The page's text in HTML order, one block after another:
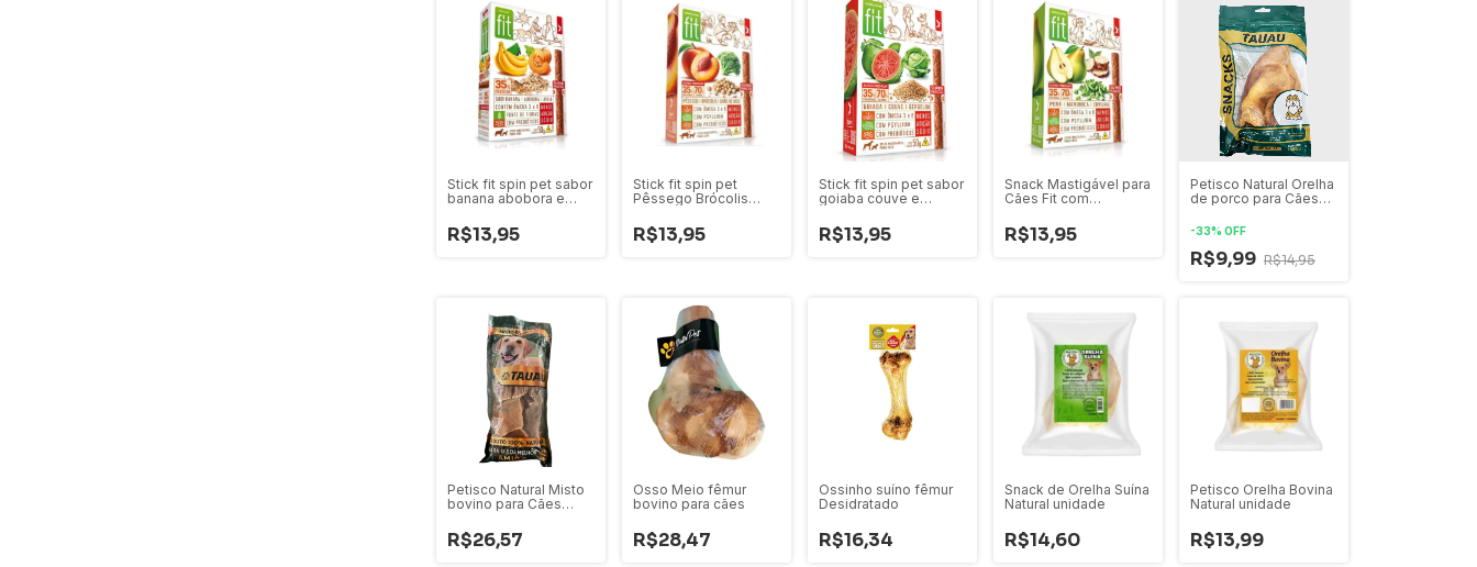
Stick fit spin pet sabor
banana abobora e
Cães
R$13,95
Stick fit spin pet
Pêssego Brócolis
Mastigável para Cães
R$13,95
Stick fit spin pet sabor
goiaba couve e
para Cães
R$13,95
Snack Mastigável para
Cães Fit com
ervilha
R$13,95
Petisco Natural Orelha
de porco para Cães
-33% OFF
R$9,99 R$14,95
Petisco Natural Misto
bovino para Cães
R$26,57
Osso Meio fêmur
bovino para cães
R$28,47
Ossinho suíno fêmur
Desidratado
R$16,34
Snack de Orelha Suína
Natural unidade
R$14,60
Petisco Orelha Bovina
Natural unidade
R$13,99